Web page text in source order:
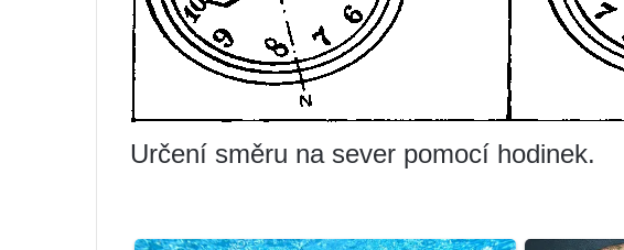
Určení směru na sever pomocí hodinek.